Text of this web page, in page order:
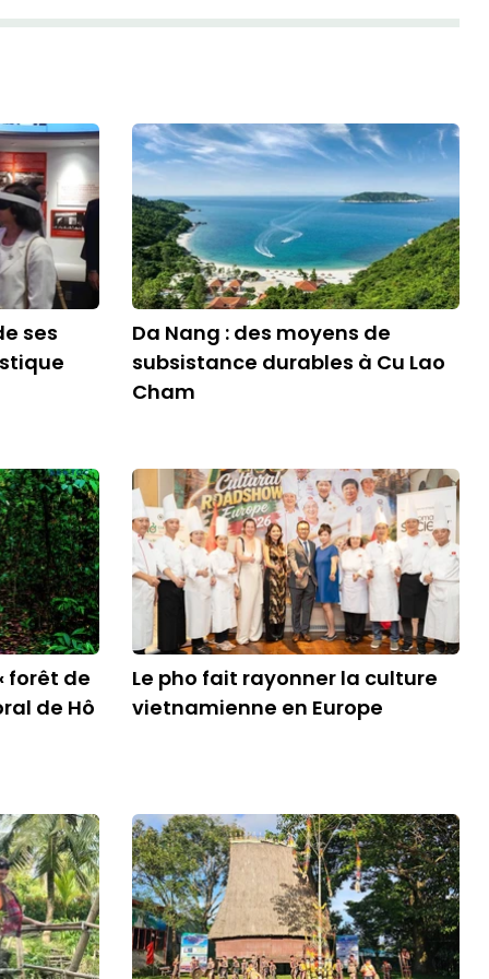
ses
Da Nang : des moyens de
subsistance durables à Cu Lao
Cham
forêt de
de Hô
Le pho fait rayonner la culture
vietnamienne en Europe